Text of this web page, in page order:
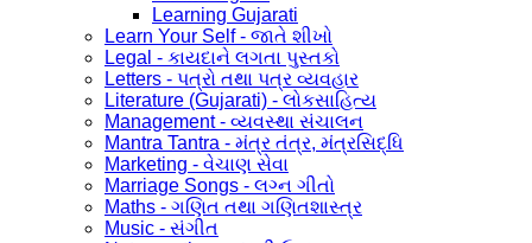
Learning Gujarati
Learn Your Self - જાતે શીખો
Legal - કાયદાને લગતા પુસ્તકો
Letters - પત્રો તથા પત્ર વ્યવહાર
Literature (Gujarati) - લોકસાહિત્ય
Management - વ્યવસ્થા સંચાલન
Mantra Tantra - મંત્ર તંત્ર, મંત્રસિદ્ધિ
Marketing - વેચાણ સેવા
Marriage Songs - લગ્ન ગીતો
Maths - ગણિત તથા ગણિતશાસ્ત્ર
Music - સંગીત